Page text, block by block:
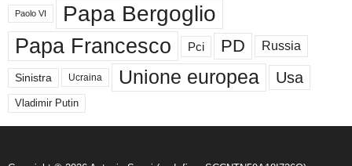
Paolo VI Papa Bergoglio
Papa Francesco Pci PD Russia
Sinistra Ucraina Unione europea Usa
Vladimir Putin